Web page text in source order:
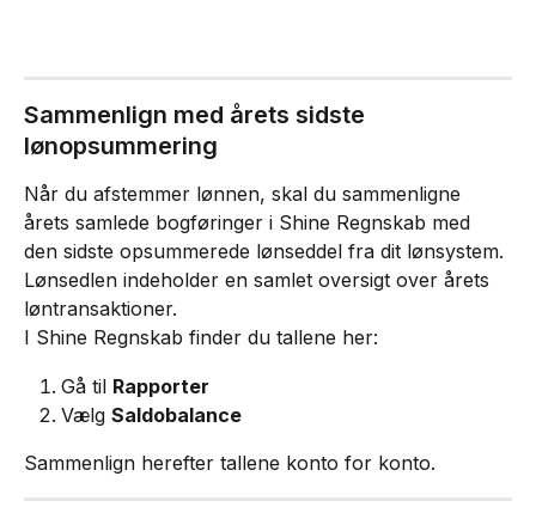
Sammenlign med årets sidste
lønopsummering
Når du afstemmer lønnen, skal du sammenligne
årets samlede bogføringer i Shine Regnskab med
den sidste opsummerede lønseddel fra dit lønsystem.
Lønsedlen indeholder en samlet oversigt over årets
løntransaktioner.
I Shine Regnskab finder du tallene her:
Gå til Rapporter
Vælg Saldobalance
Sammenlign herefter tallene konto for konto.